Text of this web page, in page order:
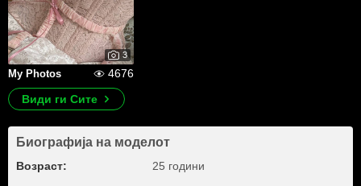
3
My Photos
4676
Види ги Сите
Биографија на моделот
Возраст: 25 години